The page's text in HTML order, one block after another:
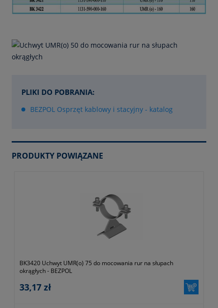
PLIKI DO POBRANIA:
BEZPOL Osprzęt kablowy i stacyjny - katalog
PRODUKTY POWIĄZANE
BK3420 Uchwyt UMR(o) 75 do mocowania rur na słupach
okrągłych - BEZPOL
33,17 zł